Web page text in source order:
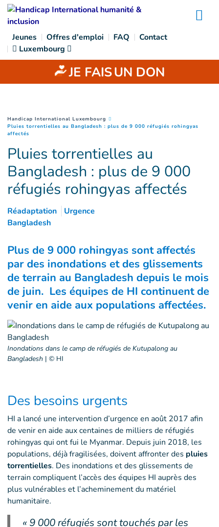
Goto main content
Jeunes Offres d'emploi FAQ
Contact
Luxembourg
JE FAISUN DON
You are here :
Handicap International Luxembourg
Pluies torrentielles au Bangladesh : plus de 9 000 réfugiés rohingyas
affectés
Pluies torrentielles au
Bangladesh : plus de 9 000
réfugiés rohingyas affectés
Réadaptation
Urgence
Bangladesh
Plus de 9 000 rohingyas sont affectés
par des inondations et des glissements
de terrain au Bangladesh depuis le mois
de juin. Les équipes de HI continuent de
venir en aide aux populations affectées.
Inondations dans le camp de réfugiés de Kutupalong au
Bangladesh | © HI
Des besoins urgents
HI a lancé une intervention d’urgence en août 2017 afin
de venir en aide aux centaines de milliers de réfugiés
rohingyas qui ont fui le Myanmar. Depuis juin 2018, les
populations, déjà fragilisées, doivent affronter des pluies
torrentielles. Des inondations et des glissements de
terrain compliquent l’accès des équipes HI auprès des
plus vulnérables et l’acheminement du matériel
humanitaire.
« 9 000 réfugiés sont touchés par les